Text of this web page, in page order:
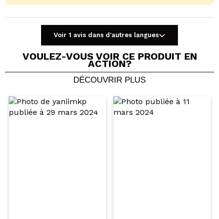
Partager une vidéo ou une photo
Votre vidéo pourrait être la première. Imaginez...
Voir 1 avis dans d'autres langues
VOULEZ-VOUS VOIR CE PRODUIT EN
ACTION?
DÉCOUVRIR PLUS